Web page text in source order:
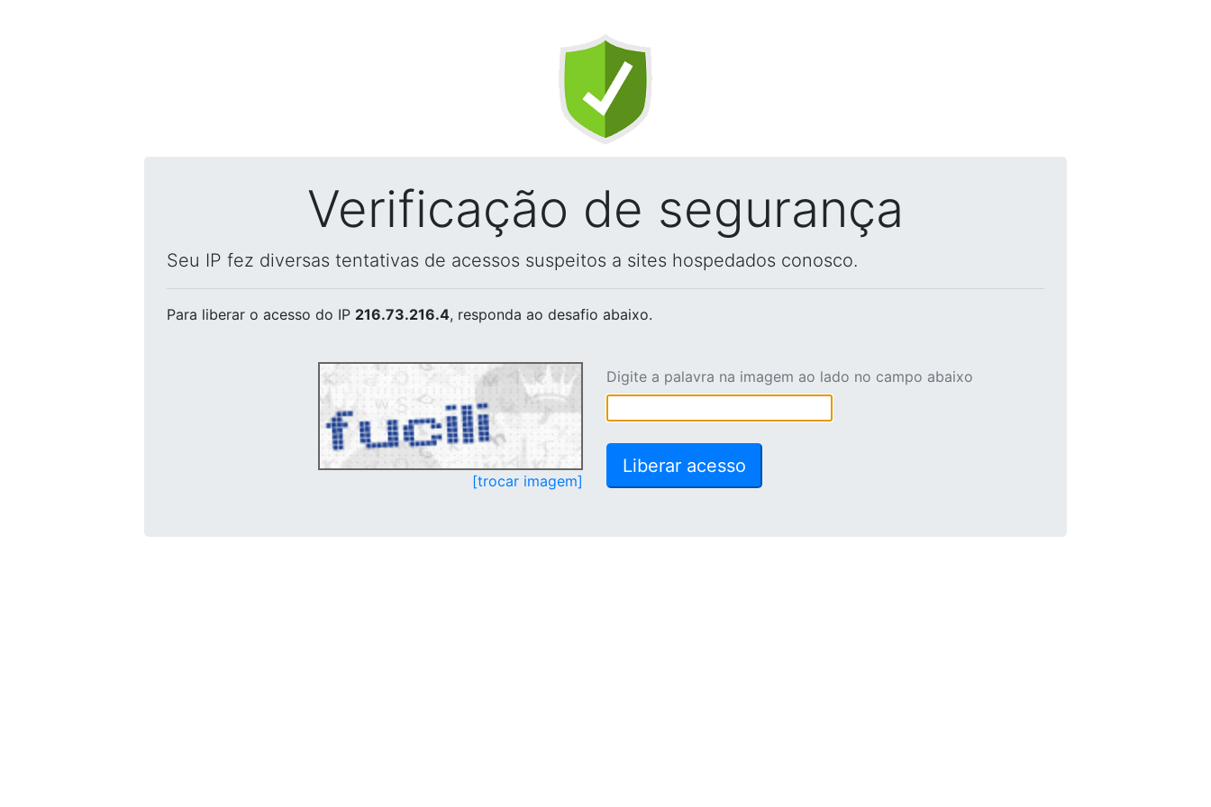
Verificação de segurança
Seu IP fez diversas tentativas de acessos suspeitos a sites hospedados conosco.
Para liberar o acesso do IP 216.73.216.4, responda ao desafio abaixo.
[trocar imagem]
Digite a palavra na imagem ao lado no campo abaixo